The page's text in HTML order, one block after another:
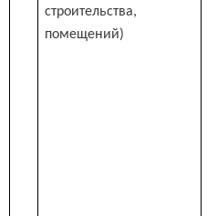
строительства,
помещений)